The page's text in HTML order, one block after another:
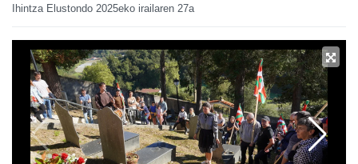
Ihintza Elustondo 2025eko irailaren 27a